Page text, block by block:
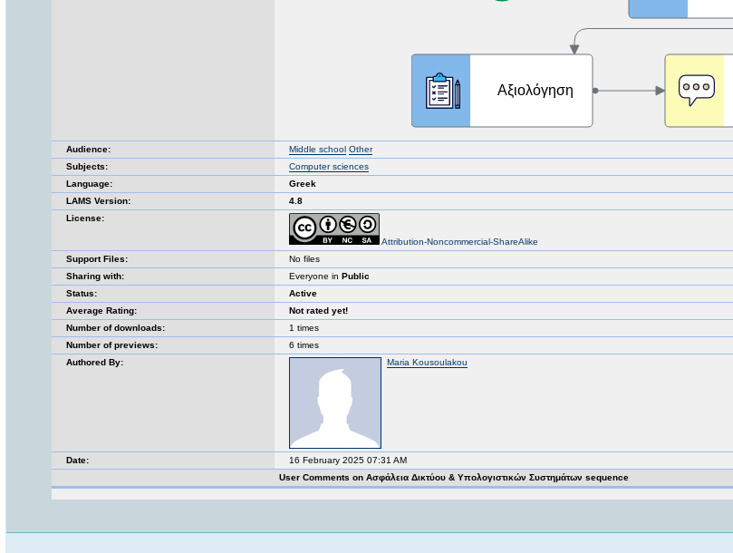
Audience: Middle school Other
Subjects:
Computer sciences
Language:
Greek
LAMS Version:
4.8
License:
Attribution-Noncommercial-ShareAlike
Support Files:
No files
Sharing with:
Everyone in Public
Status:
Active
Average Rating:
Not rated yet!
Number of downloads:
1 times
Number of previews:
6 times
Authored By:
Maria Kousoulakou
Date:
16 February 2025 07:31 AM
User Comments on Ασφάλεια Δικτύου & Υπολογιστικών Συστημάτων sequence